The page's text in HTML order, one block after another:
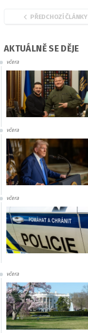
PŘEDCHOZÍ ČLÁNKY
AKTUÁLNĚ SE DĚJE
včera
včera
včera
včera